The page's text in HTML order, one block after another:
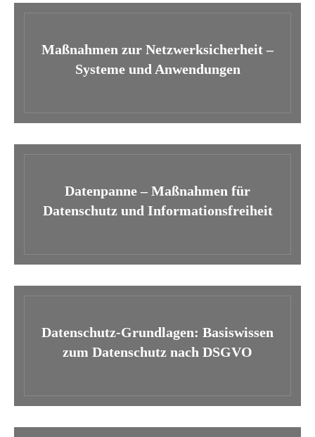
Maßnahmen zur Netzwerksicherheit –
Systeme und Anwendungen
Datenpanne – Maßnahmen für
Datenschutz und Informationsfreiheit
Datenschutz-Grundlagen: Basiswissen
zum Datenschutz nach DSGVO